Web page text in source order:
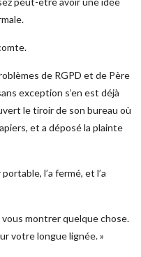
de RGPD et de Père
exception s’en est déjà
le tiroir de son bureau où
et a déposé la plainte
l’a fermé, et l’a
vous montrer quelque chose.
votre longue lignée. »